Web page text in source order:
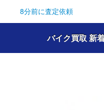
8分前に査定依頼
バイク買取 新